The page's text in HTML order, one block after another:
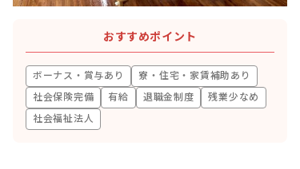
おすすめポイント
ボーナス・賞与あり
寮・住宅・家賃補助あり
社会保険完備
有給 退職金制度
残業少なめ
社会福祉法人